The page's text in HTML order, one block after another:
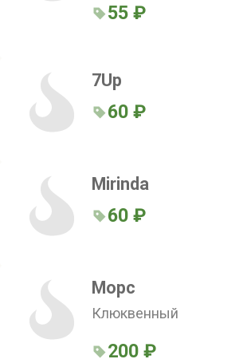
55 ₽
7Up
60 ₽
Mirinda
60 ₽
Морс
Клюквенный
200 ₽